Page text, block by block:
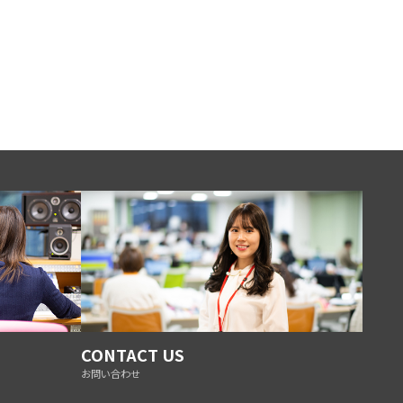
CONTACT US
お問い合わせ